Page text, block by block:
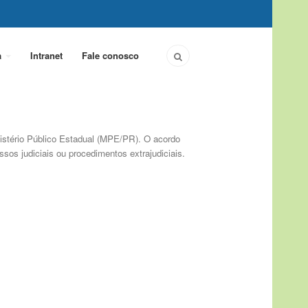
Intranet Fale conosco
Público Estadual (MPE/PR). O acordo
judiciais ou procedimentos extrajudiciais.